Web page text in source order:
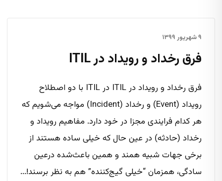
۹ شهریور ۱۳۹۹
فرق رخداد و رویداد در ITIL
فرق رخداد و رویداد در ITIL در ITIL با دو اصطلاح
رویداد (Event) و رخداد (Incident) مواجه می‌شویم که
هر کدام فرایندی مجزا در خود دارد. مفاهیم رویداد و
رخداد (حادثه) در عین حال که خیلی ساده‌ هستند از
برخی جهات شبیه همند و همین باعث‌شده درعین
سادگی، همزمان “خیلی گیج‌کننده” هم به نظر برسند!...